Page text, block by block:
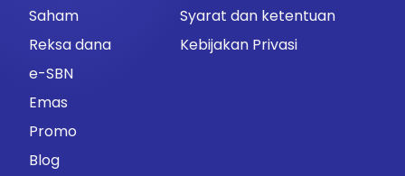
Saham
Reksa dana
e-SBN
Emas
Promo
Blog
Syarat dan ketentuan
Kebijakan Privasi